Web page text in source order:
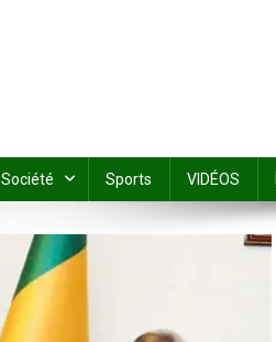
Société Sports VIDÉOS